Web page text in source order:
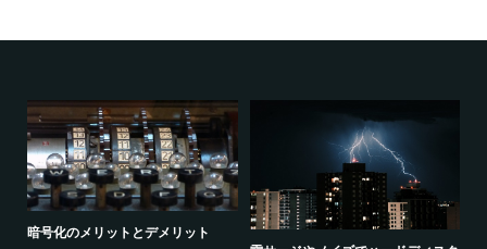
暗号化のメリットとデメリット